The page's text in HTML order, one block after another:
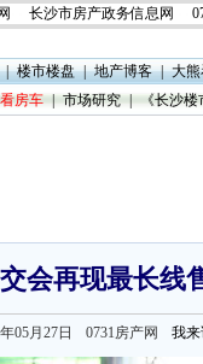
长沙市房产政务信息网
楼市楼盘|地产博客|大
房车 市场研究 《长沙
会再现最长线
05月27日 0731房产网 我